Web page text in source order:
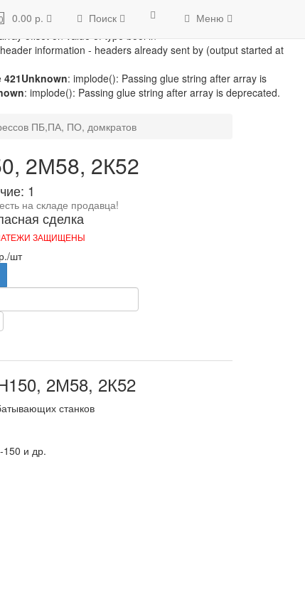
257Notice : Trying to access array offset on value of type bool in
offset on value of type bool in
information - headers already sent by (output started at
421Unknown: implode(): Passing glue string after array is
: implode(): Passing glue string after array is deprecated.
0.00 р. Поиск Меню
ПБ,ПА, ПО, домкратов
2М58, 2К52
1
на складе продавца!
сделка
ЗАЩИЩЕНЫ
/шт
2М58, 2К52
станков
и др.